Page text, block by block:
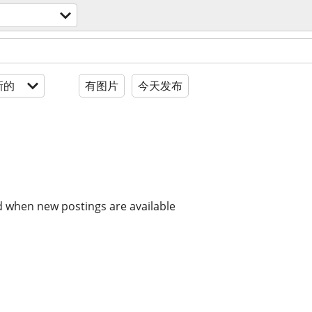
的 有图片 今天发布
new postings are available